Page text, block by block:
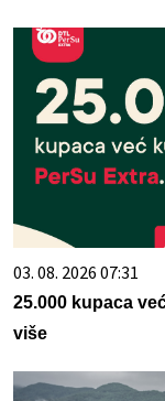
03. 08. 2026 07:31
25.000 kupaca
više